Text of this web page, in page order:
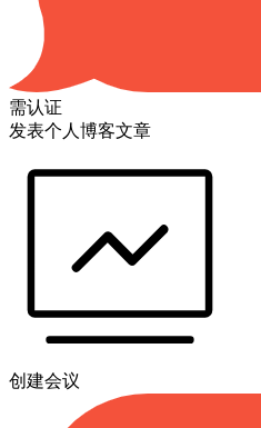
需认证
发表个人博客文章
创建会议